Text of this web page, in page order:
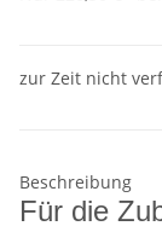
zur Zeit nicht
Beschreibung
Für die